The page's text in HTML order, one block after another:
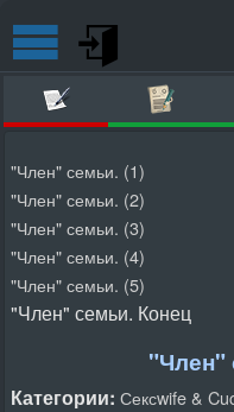
"Член" семьи. (1)
"Член" семьи. (2)
"Член" семьи. (3)
"Член" семьи. (4)
"Член" семьи. (5)
"Член" семьи. Конец
"Член"
Категории: Сексwife &